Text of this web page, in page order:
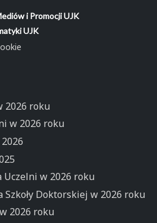
i Promocji UJK
UJK
2026 roku
w 2026 roku
Uczelni w 2026 roku
Doktorskiej w 2026 roku
2026 roku